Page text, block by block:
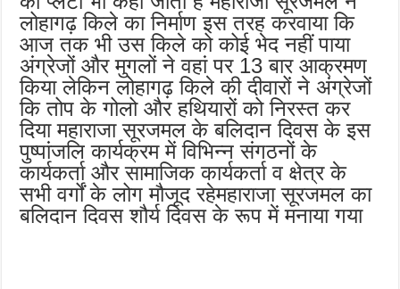
लोहागढ़ किले का निर्माण इस तरह करवाया कि
आज तक भी उस किले को कोई भेद नहीं पाया
अंग्रेजों और मुगलों ने वहां पर 13 बार आक्रमण
किया लेकिन लोहागढ़ किले की दीवारों ने अंग्रेजों
कि तोप के गोलो और हथियारों को निरस्त कर
दिया महाराजा सूरजमल के बलिदान दिवस के इस
पुष्पांजलि कार्यक्रम में विभिन्न संगठनों के
कार्यकर्ता और सामाजिक कार्यकर्ता व क्षेत्र के
सभी वर्गों के लोग मौजूद रहेमहाराजा सूरजमल का
बलिदान दिवस शौर्य दिवस के रूप में मनाया गया